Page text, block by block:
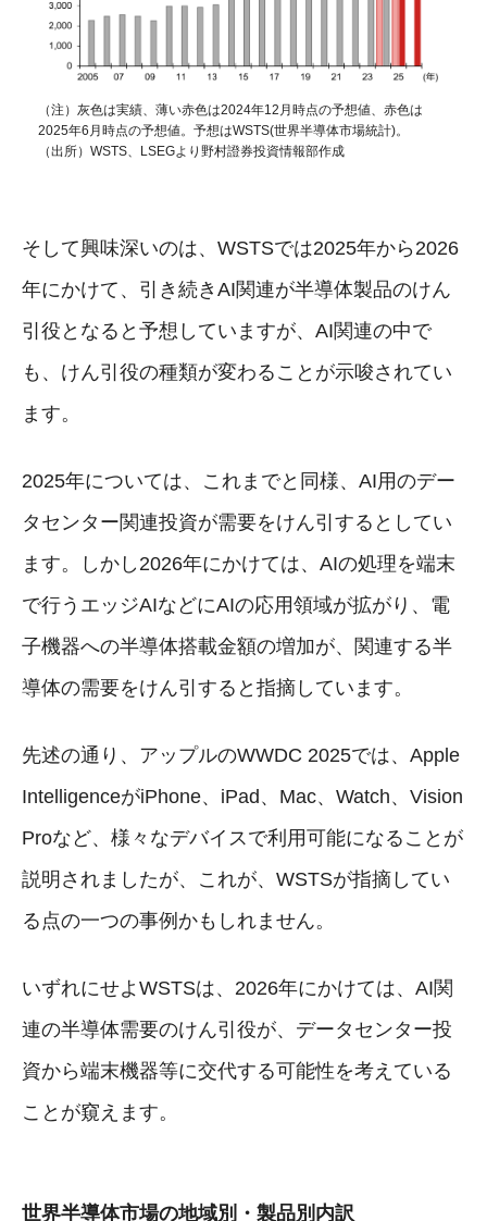
（注）灰色は実績、薄い赤色は2024年12月時点の予想値、赤色は
2025年6月時点の予想値。予想はWSTS(世界半導体市場統計)。
（出所）WSTS、LSEGより野村證券投資情報部作成
そして興味深いのは、WSTSでは2025年から2026
年にかけて、引き続きAI関連が半導体製品のけん
引役となると予想していますが、AI関連の中で
も、けん引役の種類が変わることが示唆されてい
ます。
2025年については、これまでと同様、AI用のデー
タセンター関連投資が需要をけん引するとしてい
ます。しかし2026年にかけては、AIの処理を端末
で行うエッジAIなどにAIの応用領域が拡がり、電
子機器への半導体搭載金額の増加が、関連する半
導体の需要をけん引すると指摘しています。
先述の通り、アップルのWWDC 2025では、Apple
IntelligenceがiPhone、iPad、Mac、Watch、Vision
Proなど、様々なデバイスで利用可能になることが
説明されましたが、これが、WSTSが指摘してい
る点の一つの事例かもしれません。
いずれにせよWSTSは、2026年にかけては、AI関
連の半導体需要のけん引役が、データセンター投
資から端末機器等に交代する可能性を考えている
ことが窺えます。
世界半導体市場の地域別・製品別内訳